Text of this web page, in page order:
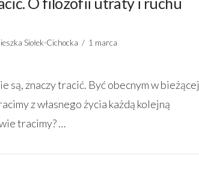
Siołek-Cichocka
1 marca
są, znaczy tracić. Być obecnym w bieżącej
z własnego życia każdą kolejną
tracimy? …